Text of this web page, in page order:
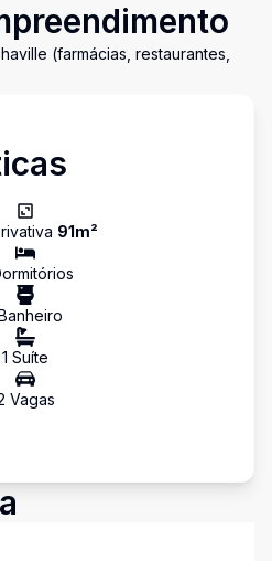
(farmácias, restaurantes,
91m²
s
1 Suíte
Vagas